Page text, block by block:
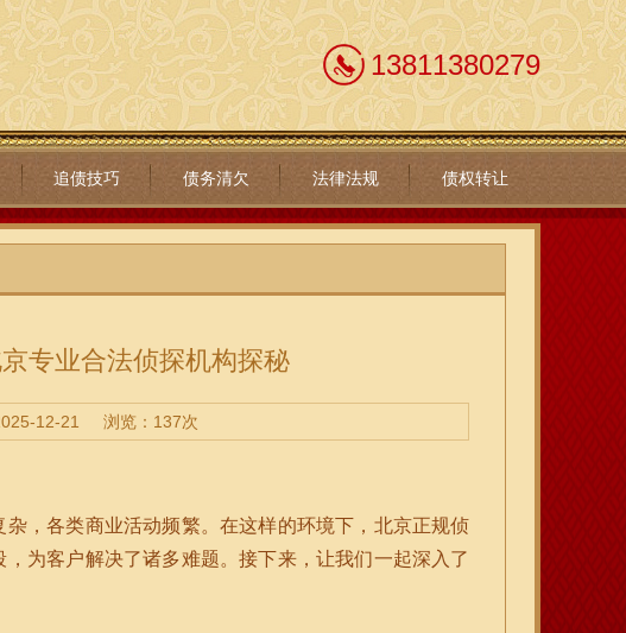
13811380279
追债技巧 债务清欠 法律法规 债权转让
专业合法侦探机构探秘
12-21 浏览：137次
，各类商业活动频繁。在这样的环境下，北京正规侦
为客户解决了诸多难题。接下来，让我们一起深入了